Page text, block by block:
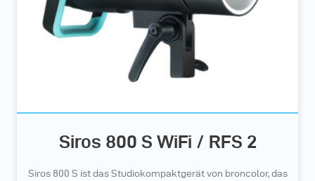
Siros 800 S WiFi / RFS 2
Siros 800 S ist das Studiokompaktgerät von broncolor, das